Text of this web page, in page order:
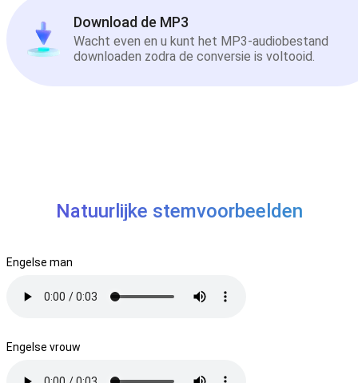
Download de MP3
Wacht even en u kunt het MP3-audiobestand
downloaden zodra de conversie is voltooid.
Natuurlijke stemvoorbeelden
Engelse man
Engelse vrouw